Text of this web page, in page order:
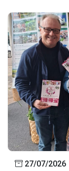
27/07/2026